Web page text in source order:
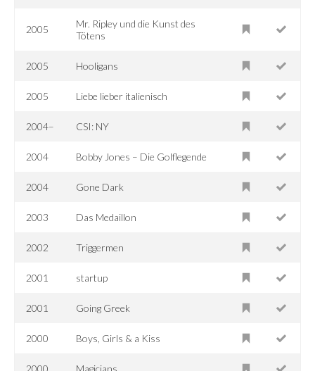
2005
Mr. Ripley und die Kunst des
Tötens
2005 Hooligans
2005 Liebe lieber italienisch
2004– CSI: NY
2004 Bobby Jones – Die Golflegende
2004 Gone Dark
2003 Das Medaillon
2002 Triggermen
2001 startup
2001 Going Greek
2000 Boys, Girls & a Kiss
2000 Magicians